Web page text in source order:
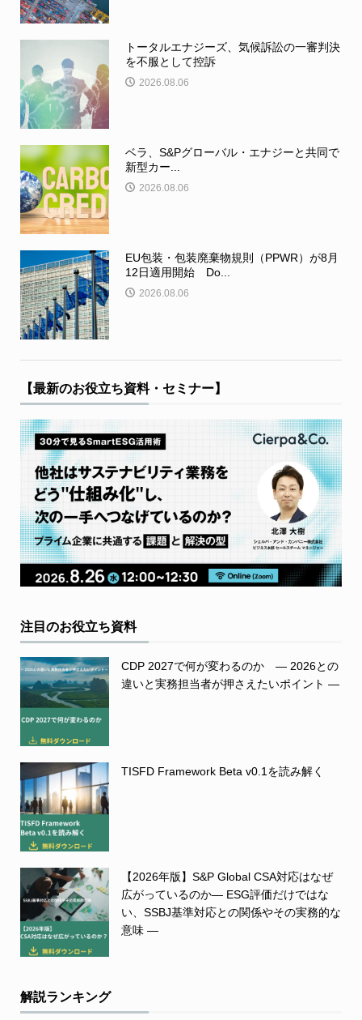
トータルエナジーズ、気候訴訟の一審判決
を不服として控訴
2026.08.06
ベラ、S&Pグローバル・エナジーと共同で
新型カー...
2026.08.06
EU包装・包装廃棄物規則（PPWR）が8月
12日適用開始 Do...
2026.08.06
【最新のお役立ち資料・セミナー】
注目のお役立ち資料
CDP 2027で何が変わるのか ― 2026との
違いと実務担当者が押さえたいポイント ―
TISFD Framework Beta v0.1を読み解く
【2026年版】S&P Global CSA対応はなぜ
広がっているのか― ESG評価だけではな
い、SSBJ基準対応との関係やその実務的な
意味 ―
解説ランキング